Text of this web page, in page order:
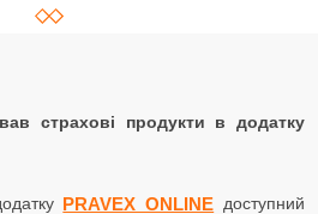
страхові продукти в додатку
PRAVEX ONLINE доступний